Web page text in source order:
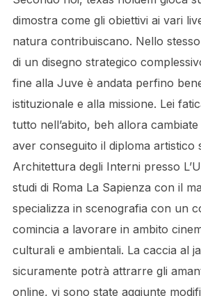
dimostra come gli obiettivi ai vari
natura contribuiscano. Nello
di un disegno strategico
fine alla Juve è andata perfino
istituzionale e alla missione. Lei
tutto nell’abito, beh allora
aver conseguito il diploma artistico
Architettura degli Interni presso
studi di Roma La Sapienza con il
specializza in scenografia con un
comincia a lavorare in ambito
culturali e ambientali. La caccia al
sicuramente potrà attrarre gli
online, vi sono state aggiunte